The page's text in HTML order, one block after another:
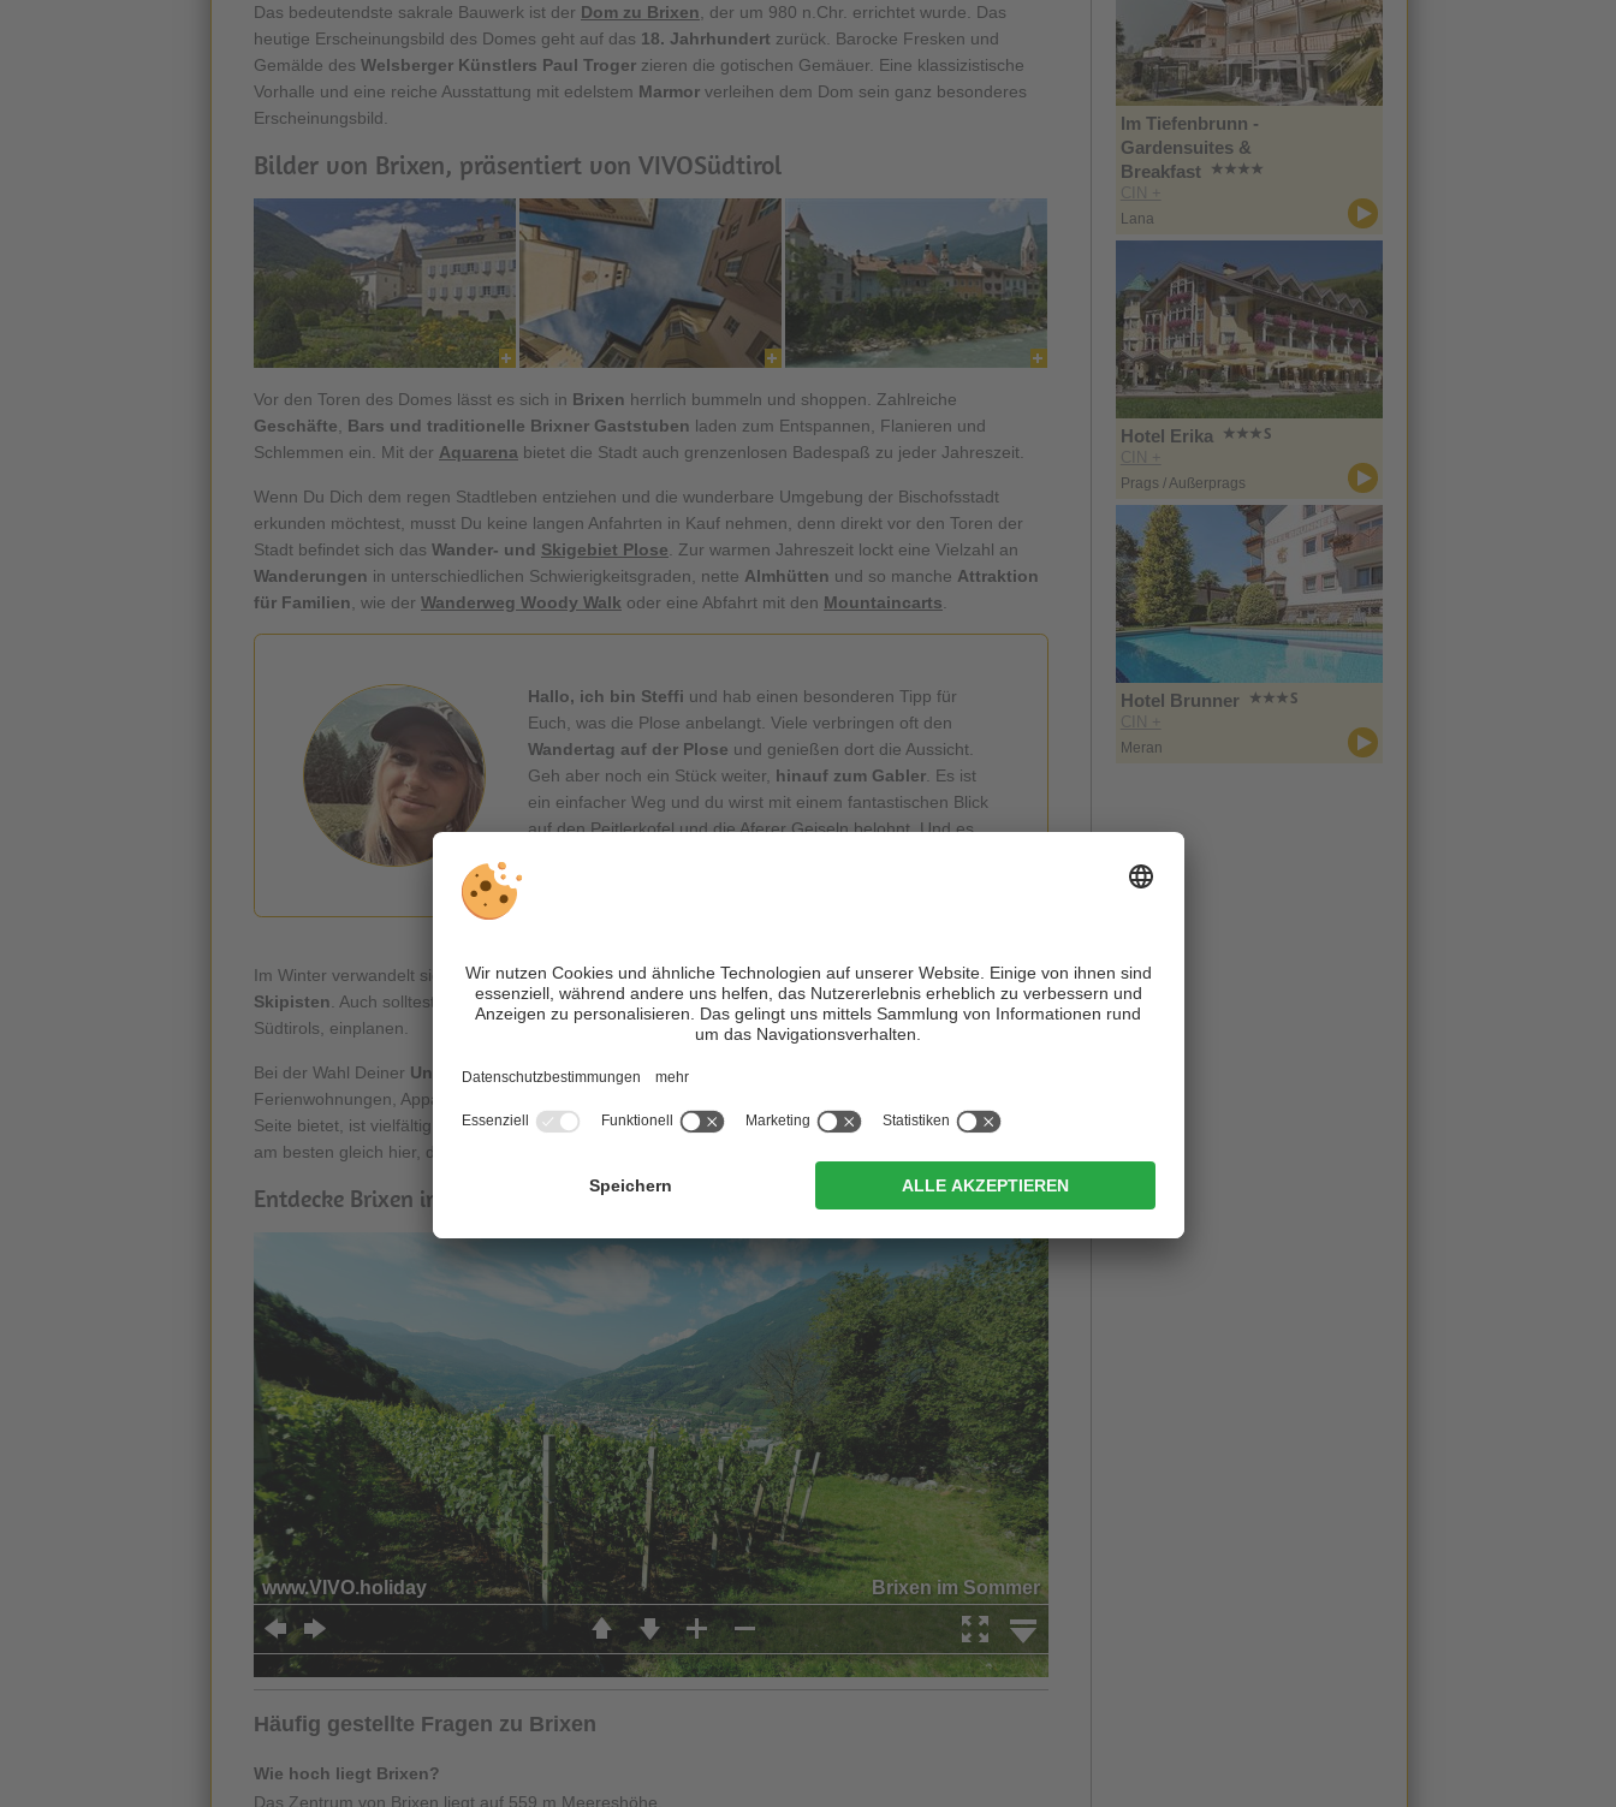
Das bedeutendste sakrale Bauwerk ist der Dom zu Brixen , der um 980 n.Chr. errichtet wurde. Das
heutige Erscheinungsbild des Domes geht auf das 18. Jahrhundert zurück. Barocke Fresken und
Gemälde des Welsberger Künstlers Paul Troger zieren die gotischen Gemäuer. Eine klassizistische
Vorhalle und eine reiche Ausstattung mit edelstem Marmor verleihen dem Dom sein ganz besonderes
Erscheinungsbild.
Bilder von Brixen, präsentiert von VIVOSüdtirol
Vor den Toren des Domes lässt es sich in Brixen herrlich bummeln und shoppen. Zahlreiche
Geschäfte
Bars und traditionelle Brixner Gaststuben laden zum Entspannen, Flanieren und
Schlemmen ein. Mit der Aquarena bietet die Stadt auch grenzenlosen Badespaß zu jeder Jahreszeit.
Wenn Du Dich dem regen Stadtleben entziehen und die wunderbare Umgebung der Bischofsstadt
erkunden möchtest, musst Du keine langen Anfahrten in Kauf nehmen, denn direkt vor den Toren der
Stadt befindet sich das Wander- und Skigebiet Plose . Zur warmen Jahreszeit lockt eine Vielzahl an
Wanderungen in unterschiedlichen Schwierigkeitsgraden, nette Almhütten und so manche Attraktion
für Familien , wie der Wanderweg Woody Walk oder eine Abfahrt mit den Mountaincarts
Hallo, ich bin Steffi und hab einen besonderen Tipp für
Euch, was die Plose anbelangt. Viele verbringen oft den
Wandertag auf der Plose und genießen dort die Aussicht.
Geh aber noch ein Stück weiter, hinauf zum Gabler . Es ist
ein einfacher Weg und du wirst mit einem fantastischen Blick
auf den Peitlerkofel und die Aferer Geiseln belohnt. Und es
Im Winter verwandelt sich der Brixner Hausberg in ein einmaliges Skigebiet mit42 km top- präparierten
Skipisten . Auch solltest Du unbedingt einen Rodeltag amRudiRun, eine der längsten Rodelbahnen
Südtirols, einplanen.
Bei der Wahl Deiner Unterkunft in Brixenhast Du tatsächlich die Qual der Wahl: zahlreiche
Ferienwohnungen, Appartements und Ferienhäuser - das Angebot, welches VIVOSüdtirol Dir auf dieser
Seite bietet, ist vielfältig und bunt. Buche die ausgewählte Residence oder das geräumigste Ferienhaus
am besten gleich hier, dann steht Deinem
Entdecke Brixen im Eisacktal ...
Häufig gestellte Fragen zu Brixen
Wie hoch liegt Brixen?
Das Zentrum von Brixen liegt auf 559 m Meereshöhe.
Im Tiefenbrunn -
Gardensuites &
Breakfast
CIN +
Lana
Hotel Erika
CIN +
Prags / Außerprags
Hotel Brunner
CIN +
Meran